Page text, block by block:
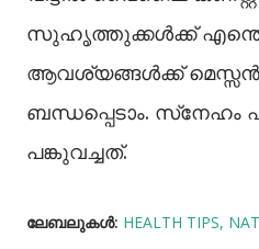
സുഹൃത്തുക്കള്‍ക്ക്
ആവശ്യങ്ങള്‍ക്ക്
ബന്ധപ്പെടാം. സ്‌നേഹം
പങ്കുവച്ചത്.
ലേബലുകള്‍: HEALTH TIPS